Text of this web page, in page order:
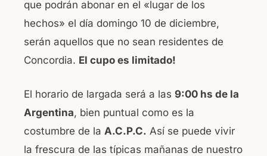
que podrán abonar en el «lugar de los
hechos» el día domingo 10 de diciembre,
serán aquellos que no sean residentes de
Concordia. El cupo es limitado!
El horario de largada será a las 9:00 hs de la
Argentina, bien puntual como es la
costumbre de la A.C.P.C. Así se puede vivir
la frescura de las típicas mañanas de nuestro